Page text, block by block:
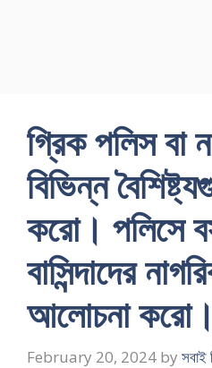
গ্রিক পলিস বা
বিভিন্ন
করাে। পলিসে
বাসিন্দাদের
আলােচনা করাে।
February 20, 2024 by সবাই